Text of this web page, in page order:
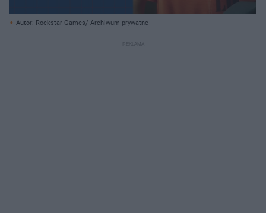
Autor: Rockstar Games/ Archiwum prywatne